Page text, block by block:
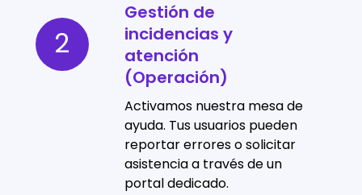
2
Gestión de
incidencias y
atención
(Operación)
Activamos nuestra mesa de
ayuda. Tus usuarios pueden
reportar errores o solicitar
asistencia a través de un
portal dedicado.
Gestión
de
incidencias